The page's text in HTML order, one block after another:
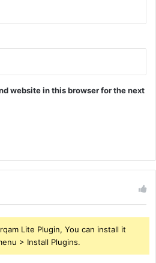
website in this browser for the next
Lite Plugin, You can install it
> Install Plugins.